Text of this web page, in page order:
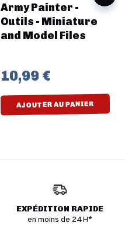
Army Painter -
Outils - Miniature
and Model Files
10,99 €
AJOUTER AU PANIER
EXPÉDITION RAPIDE
en moins de 24H*